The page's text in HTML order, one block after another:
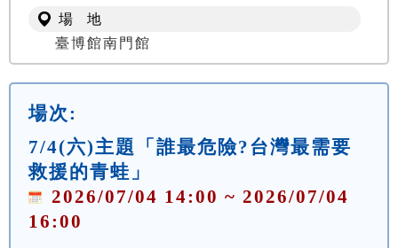
場 地
臺博館南門館
場次:
7/4(六)主題「誰最危險?台灣最需要
救援的青蛙」
2026/07/04 14:00 ~ 2026/07/04
16:00